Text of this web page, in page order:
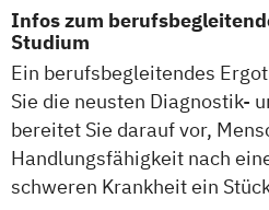
Immobilienwirtschaft
Information Technology
(DE/EN)
Innovation and
International Healthcare
(DE/EN)
International
Wirtschaftsinformatik
Vollzeit)
Schwerpunkt
Wirtschaftspsychologie
Wirtschaftspsychologie
Infos zum
Studium
Ein berufsbegleitendes
Sie die neusten Diagnostik-
bereitet Sie darauf vor,
Handlungsfähigkeit nach
schweren Krankheit ein